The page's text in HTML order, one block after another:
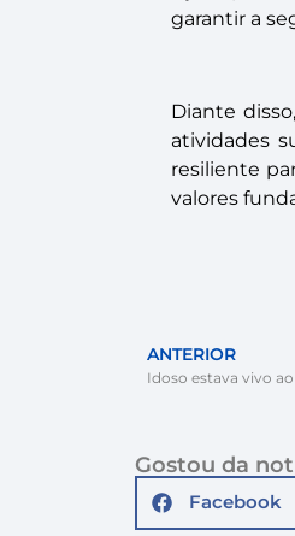
garantir a
Diante
atividades
resiliente
valores
ANTERIOR
Idoso estava vivo
Gostou da
Facebook